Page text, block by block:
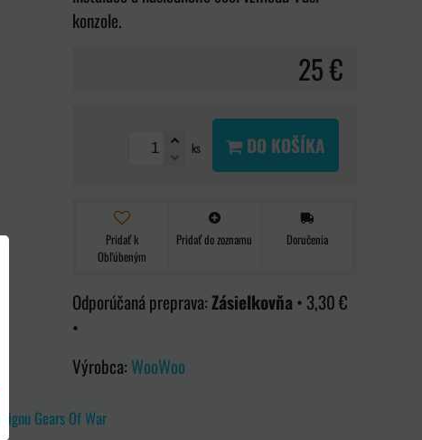
konzole.
25 €
ks DO KOŠÍKA
Pridať k
Obľúbeným
Pridať do zoznamu Doručenia
Zásielkovňa• 3,30 €
•
Výrobca: WooWoo
Gears Of War